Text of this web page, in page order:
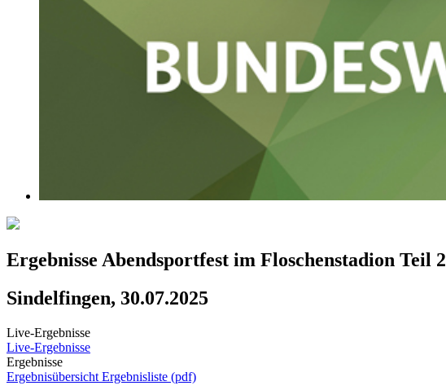
Ergebnisse Abendsportfest im Floschenstadion Teil 2
Sindelfingen, 30.07.2025
Live-Ergebnisse
Live-Ergebnisse
Ergebnisse
Ergebnisübersicht Ergebnisliste (pdf)